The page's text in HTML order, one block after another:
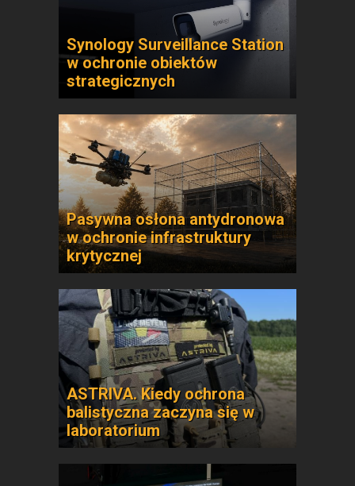
Synology Surveillance Station
w ochronie obiektów
strategicznych
Pasywna osłona antydronowa
w ochronie infrastruktury
krytycznej
ASTRIVA. Kiedy ochrona
balistyczna zaczyna się w
laboratorium